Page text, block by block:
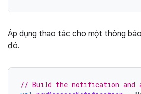
Áp dụng thao tác cho một thông
đó.
// Build the notification and